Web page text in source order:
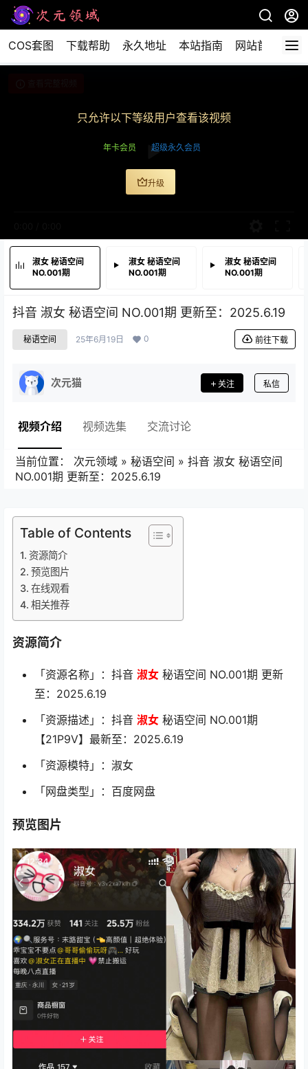
COS套图 下载帮助 永久地址 本站指南 网站首页
只允许以下等级用户查看该视频
年卡会员 超级永久会员
升级
淑女 秘语空间
NO.001期
淑女 秘语空间
NO.001期
淑女 秘语空间
NO.001期
抖音 淑女 秘语空间 NO.001期 更新至：2025.6.19
秘语空间 25年6月19日 0 前往下载
次元猫 关注 私信
视频介绍 视频选集 交流讨论
当前位置： 次元领域 » 秘语空间 » 抖音 淑女 秘语空间
NO.001期 更新至：2025.6.19
Table of Contents
资源简介
预览图片
在线观看
相关推荐
资源简介
「资源名称」：抖音 淑女 秘语空间 NO.001期 更新
至：2025.6.19
「资源描述」：抖音 淑女 秘语空间 NO.001期
【21P9V】最新至：2025.6.19
「资源模特」：淑女
「网盘类型」：百度网盘
预览图片